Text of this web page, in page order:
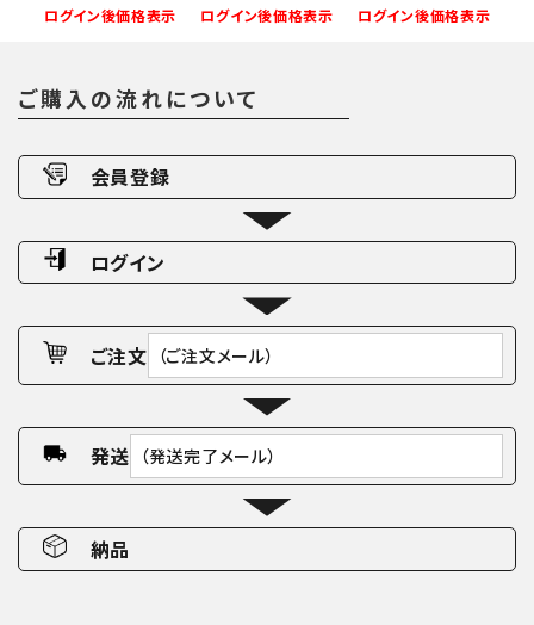
ログイン後価格表示 ログイン後価格表示 ログイン後価格表示
ご購入の流れについて
会員登録
ログイン
ご注文 （ご注文メール）
発送 （発送完了メール）
納品